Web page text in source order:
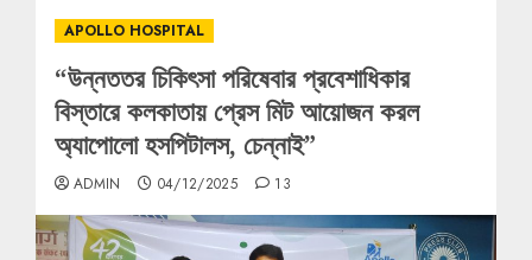
APOLLO HOSPITAL
“উন্নততর চিকিৎসা পরিষেবার প্রবেশাধিকার
বিস্তারে কলকাতায় প্রেস মিট আয়োজন করল
অ্যাপোলো হসপিটালস, চেন্নাই”
ADMIN 04/12/2025 13